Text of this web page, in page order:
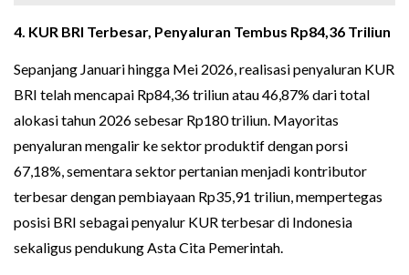
4. KUR BRI Terbesar, Penyaluran Tembus Rp84,36 Triliun
Sepanjang Januari hingga Mei 2026, realisasi penyaluran KUR
BRI telah mencapai Rp84,36 triliun atau 46,87% dari total
alokasi tahun 2026 sebesar Rp180 triliun. Mayoritas
penyaluran mengalir ke sektor produktif dengan porsi
67,18%, sementara sektor pertanian menjadi kontributor
terbesar dengan pembiayaan Rp35,91 triliun, mempertegas
posisi BRI sebagai penyalur KUR terbesar di Indonesia
sekaligus pendukung Asta Cita Pemerintah.